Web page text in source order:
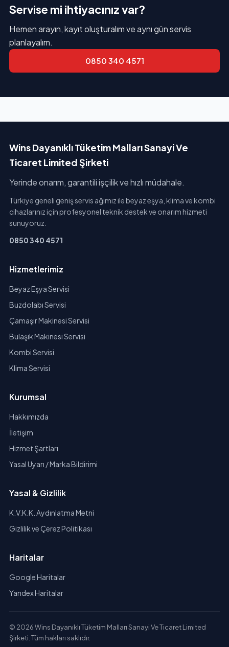
Servise mi ihtiyacınız var?
Hemen arayın, kayıt oluşturalım ve aynı gün servis
planlayalım.
0850 340 4571
Wins Dayanıklı Tüketim Malları Sanayi Ve
Ticaret Limited Şirketi
Yerinde onarım, garantili işçilik ve hızlı müdahale.
Türkiye geneli geniş servis ağımız ile beyaz eşya, klima ve kombi
cihazlarınız için profesyonel teknik destek ve onarım hizmeti
sunuyoruz.
0850 340 4571
Hizmetlerimiz
Beyaz Eşya Servisi
Buzdolabı Servisi
Çamaşır Makinesi Servisi
Bulaşık Makinesi Servisi
Kombi Servisi
Klima Servisi
Kurumsal
Hakkımızda
İletişim
Hizmet Şartları
Yasal Uyarı / Marka Bildirimi
Yasal & Gizlilik
K.V.K.K. Aydınlatma Metni
Gizlilik ve Çerez Politikası
Haritalar
Google Haritalar
Yandex Haritalar
© 2026 Wins Dayanıklı Tüketim Malları Sanayi Ve Ticaret Limited
Şirketi. Tüm hakları saklıdır.